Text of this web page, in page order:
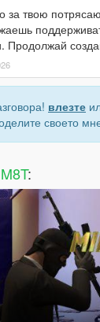
за твою
Продолжай
влезте
своето
M8T: